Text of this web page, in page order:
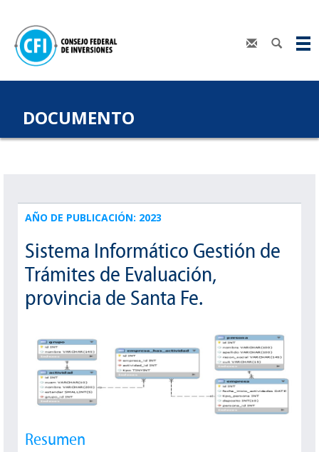
DOCUMENTO
AÑO DE PUBLICACIÓN: 2023
Sistema Informático Gestión de
Trámites de Evaluación,
provincia de Santa Fe.
Resumen